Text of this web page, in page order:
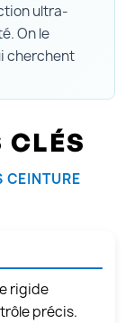
ultra-
On le
cherchent
CLÉS
rigide
précis.